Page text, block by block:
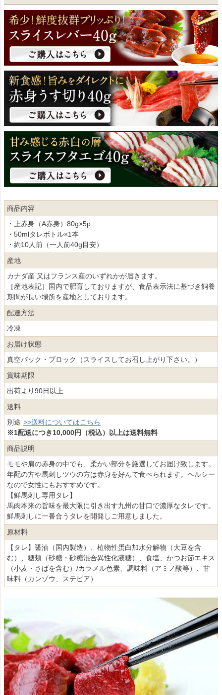
商品内容
・上赤身（A赤身）80g×5p
・50mlタレボトル×1本
・約10人前（一人前40g目安）
産地
カナダ産 又はフランス産のいずれかが届きます。
［産地表記］国内で肥育しておりますが、食品表示法に基づき飼養
期間が長い場所を産地としております。
配達方法
冷凍
お届け状態
真空パック・ブロック（スライスしてお召し上がり下さい。）
賞味期限
出荷より90日以上
送料
別途 >>送料についてはこちら
※1配送につき10,000円（税込）以上は送料無料
商品説明
モモや肩の赤身の中でも、柔かい部分を厳選してお届け致します。
年配の方や馬刺しツウの方は赤身を好んで食べられます。ヘルシー
なので女性にもおすすめです。
【鮮馬刺し専用タレ】
馬肉本来の旨味を最大限に引き出す九州の甘口で濃厚なタレです。
鮮馬刺しに一番合うタレを開発しご用意しました。
原材料
【タレ】醤油（国内製造）、植物性蛋白加水分解物（大豆を含
む）、糖類（砂糖・砂糖混合異性化液糖）、食塩、かつお節エキス
（小麦・さばを含む）/カラメル色素、調味料（アミノ酸等）、甘
味料（カンゾウ、ステビア）